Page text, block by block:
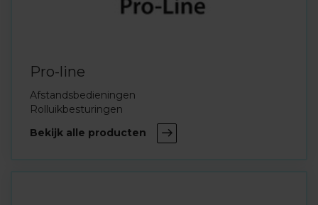
Pro-line
Afstandsbedieningen
Rolluikbesturingen
Bekijk alle producten